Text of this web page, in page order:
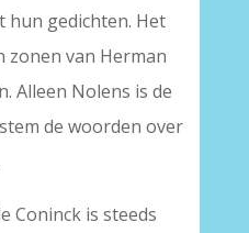
gedichten. Het
zonen van Herman
Alleen Nolens is de
de woorden over
Coninck is steeds